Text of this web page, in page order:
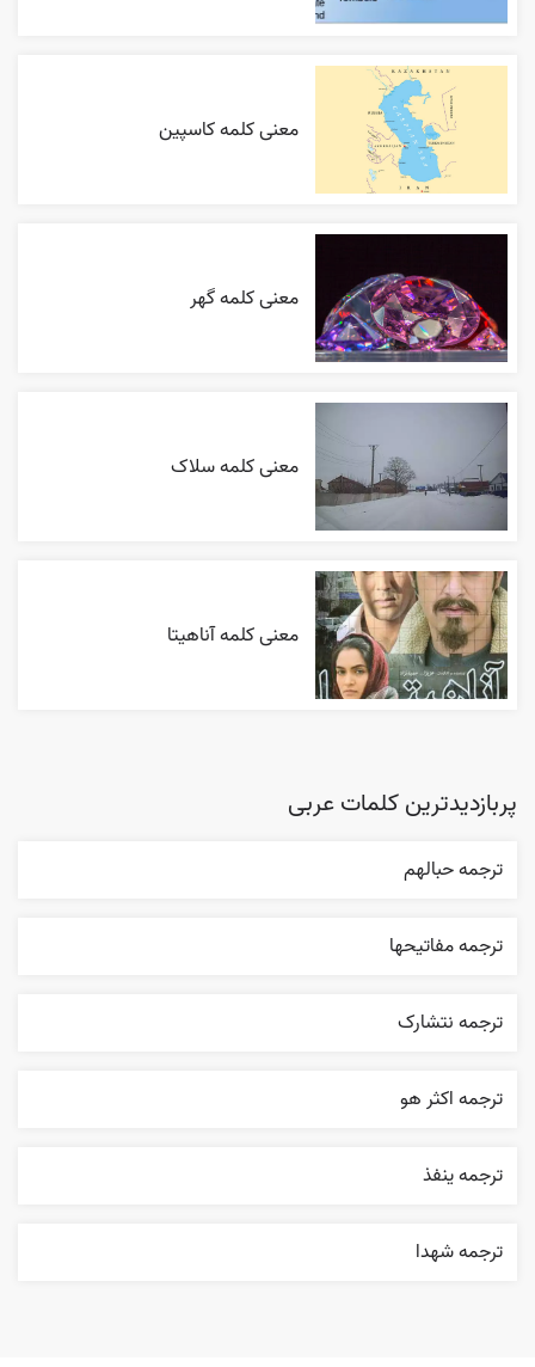
معنی کلمه کاسپین
معنی کلمه گهر
معنی کلمه سلاک
معنی کلمه آناهیتا
پربازدیدترین کلمات عربی
ترجمه حبالهم
ترجمه مفاتيحها
ترجمه نتشارک
ترجمه اکثر هو
ترجمه ينفذ
ترجمه شهدا